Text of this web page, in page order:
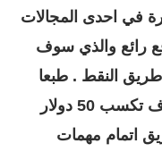
في احدى المجالات
رائع والذي سوف
النقط . طبعا
وقتما وصلت الى 5000 نقطة سوف تكسب 50 دولار
اتمام مهمات